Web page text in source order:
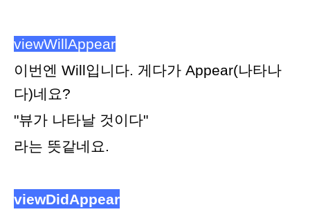
viewWillAppear
이번엔 Will입니다. 게다가 Appear(나타나
다)네요?
"뷰가 나타날 것이다"
라는 뜻같네요.
viewDidAppear